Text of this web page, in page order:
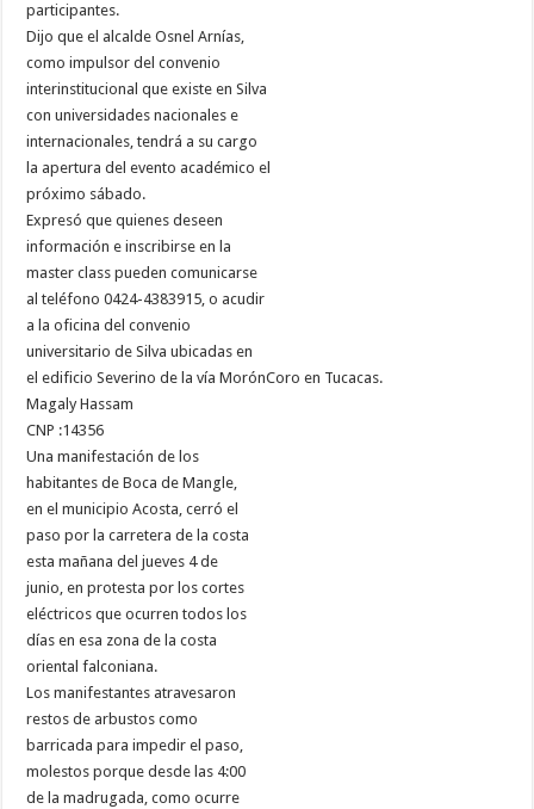
participantes.
Dijo que el alcalde Osnel Arnías,
como impulsor del convenio
interinstitucional que existe en Silva
con universidades nacionales e
internacionales, tendrá a su cargo
la apertura del evento académico el
próximo sábado.
Expresó que quienes deseen
información e inscribirse en la
master class pueden comunicarse
al teléfono 0424-4383915, o acudir
a la oficina del convenio
universitario de Silva ubicadas en
el edificio Severino de la vía MorónCoro en Tucacas.
Magaly Hassam
CNP :14356
Una manifestación de los
habitantes de Boca de Mangle,
en el municipio Acosta, cerró el
paso por la carretera de la costa
esta mañana del jueves 4 de
junio, en protesta por los cortes
eléctricos que ocurren todos los
días en esa zona de la costa
oriental falconiana.
Los manifestantes atravesaron
restos de arbustos como
barricada para impedir el paso,
molestos porque desde las 4:00
de la madrugada, como ocurre